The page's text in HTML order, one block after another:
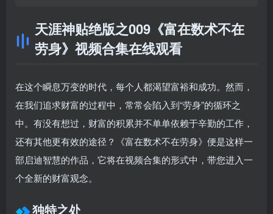
天涯神贴绝版之009《富在数术不在
劳身》视频合集在线观看
在这个瞬息万变的时代，每个人都渴望富裕和成功。然而，
在我们追求财富的过程中，常常会陷入到“劳身”的循环之
中。有没有想过，财富的积累并不单单依赖于辛勤的工作，
还有其他更有效的途径？《富在数术不在劳身》便是这样一
部启迪智慧的作品，它将在视频合集的形式中，带您进入一
个全新的财富观念。
独特之处